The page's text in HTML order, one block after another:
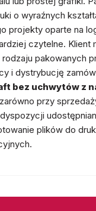
o wyraźnych
projekty oparte na
czytelne.
pakowanych
i dystrybucję
bez uchwytów z
przy
plików do